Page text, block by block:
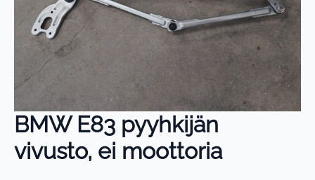
BMW E83 pyyhkijän
vivusto, ei moottoria